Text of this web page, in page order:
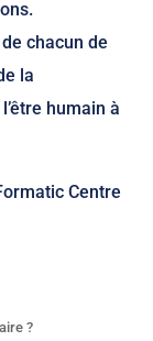
chacun de
la
humain à
Centre
?